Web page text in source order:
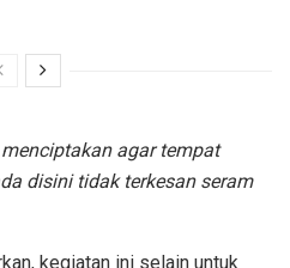
agar tempat
disini tidak terkesan seram
kegiatan ini selain untuk